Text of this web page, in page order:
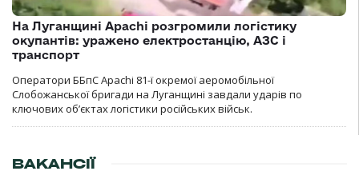
На Луганщині Apachi розгромили логістику
окупантів: уражено електростанцію, АЗС і
транспорт
Оператори ББпС Apachi 81-ї окремої аеромобільної
Слобожанської бригади на Луганщині завдали ударів по
ключових об’єктах логістики російських військ.
ВАКАНСІЇ